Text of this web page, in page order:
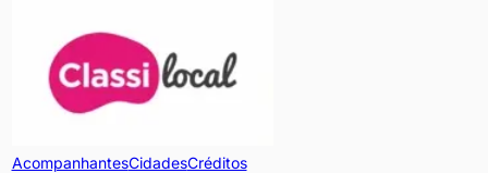
AcompanhantesCidadesCréditos